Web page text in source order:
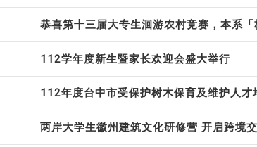
恭喜第十三届大专生洄游农村竞赛，本系
112学年度新生暨家长欢迎会盛大举行
112年度台中市受保护树木保育及维护人才
两岸大学生徽州建筑文化研修营 开启跨境